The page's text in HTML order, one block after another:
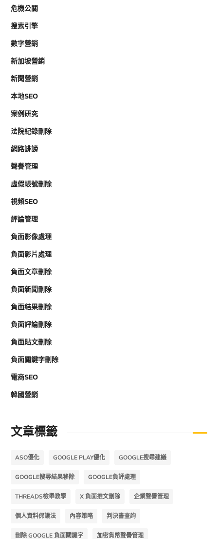
危機公關
搜索引擎
數字營銷
新加坡營銷
新聞營銷
本地SEO
案例研究
法院紀錄刪除
網路誹謗
聲譽管理
虛假帳號刪除
視頻SEO
評論管理
負面影像處理
負面影片處理
負面文章刪除
負面新聞刪除
負面結果刪除
負面評論刪除
負面貼文刪除
負面關鍵字刪除
電商SEO
韓國營銷
文章標籤
ASO優化 GOOGLE PLAY優化 GOOGLE搜尋建議
GOOGLE搜尋結果移除 GOOGLE負評處理
THREADS檢舉教學 X 負面推文刪除 企業聲譽管理
個人資料保護法 內容策略 判決書查詢
刪除 GOOGLE 負面關鍵字 加密貨幣聲譽管理